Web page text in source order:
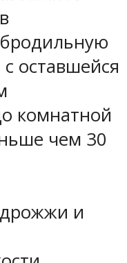
оставшейся
комнатной
чем 30
и